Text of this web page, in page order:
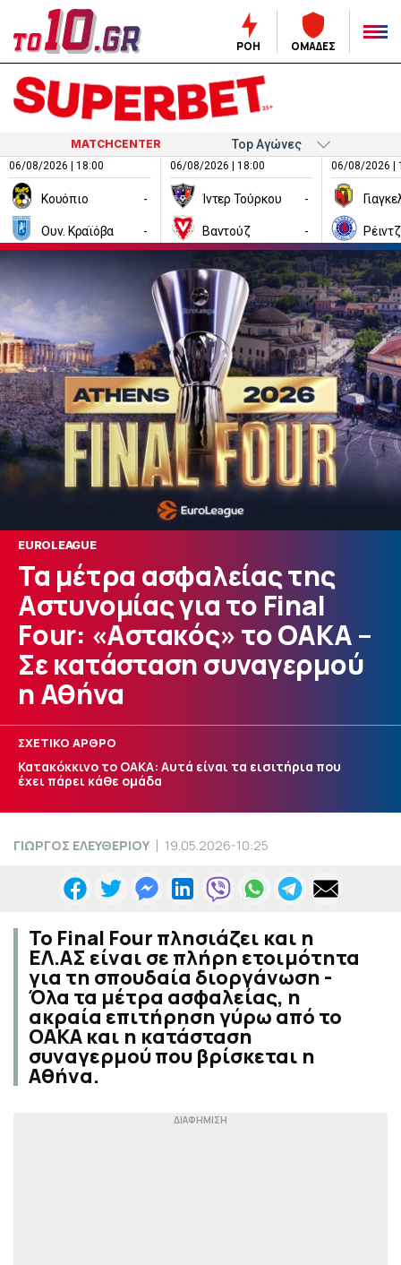
ΡΟΗ ΟΜΑΔΕΣ
MATCHCENTER
06/08/2026 | 18:00
Κουόπιο -
Ουν. Κραϊόβα -
06/08/2026 | 18:00
Ίντερ Τούρκου -
Βαντούζ -
06/08/2026 |
EUROLEAGUE
Τα μέτρα ασφαλείας της
Αστυνομίας για το Final
Four: «Αστακός» το ΟΑΚΑ –
Σε κατάσταση συναγερμού
η Αθήνα
ΣΧΕΤΙΚΟ ΑΡΘΡΟ
Κατακόκκινο το ΟΑΚΑ: Αυτά είναι τα εισιτήρια που
έχει πάρει κάθε ομάδα
ΓΙΩΡΓΟΣ ΕΛΕΥΘΕΡΙΟΥ 19.05.2026-10:25
Το Final Four πλησιάζει και η
ΕΛ.ΑΣ είναι σε πλήρη ετοιμότητα
για τη σπουδαία διοργάνωση -
Όλα τα μέτρα ασφαλείας, η
ακραία επιτήρηση γύρω από το
ΟΑΚΑ και η κατάσταση
συναγερμού που βρίσκεται η
Αθήνα.